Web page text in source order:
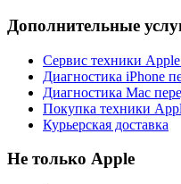
Дополнительные
Сервис техники Apple
Диагностика iPhone
Диагностика Mac
Покупка техники
Курьерская доставка
Не только Apple